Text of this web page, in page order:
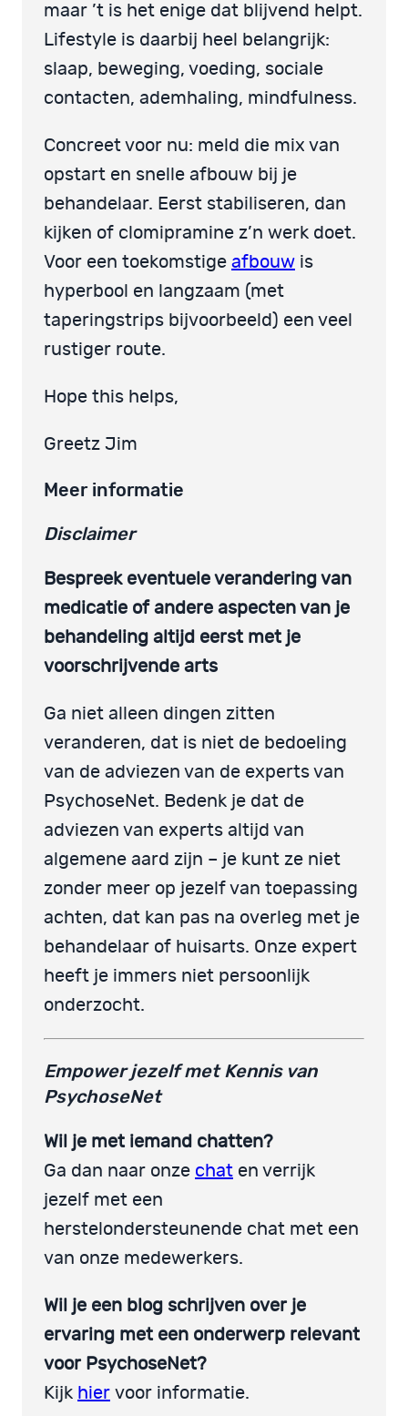
maar ’t is het enige dat blijvend helpt.
Lifestyle is daarbij heel belangrijk:
slaap, beweging, voeding, sociale
contacten, ademhaling, mindfulness.
Concreet voor nu: meld die mix van
opstart en snelle afbouw bij je
behandelaar. Eerst stabiliseren, dan
kijken of clomipramine z’n werk doet.
Voor een toekomstige afbouw is
hyperbool en langzaam (met
taperingstrips bijvoorbeeld) een veel
rustiger route.
Hope this helps,
Greetz Jim
Meer informatie
Disclaimer
Bespreek eventuele verandering van
medicatie of andere aspecten van je
behandeling altijd eerst met je
voorschrijvende arts
Ga niet alleen dingen zitten
veranderen, dat is niet de bedoeling
van de adviezen van de experts van
PsychoseNet. Bedenk je dat de
adviezen van experts altijd van
algemene aard zijn – je kunt ze niet
zonder meer op jezelf van toepassing
achten, dat kan pas na overleg met je
behandelaar of huisarts. Onze expert
heeft je immers niet persoonlijk
onderzocht.
Empower jezelf met Kennis van
PsychoseNet
Wil je met iemand chatten?
Ga dan naar onze chat en verrijk
jezelf met een
herstelondersteunende chat met een
van onze medewerkers.
Wil je een blog schrijven over je
ervaring met een onderwerp relevant
voor PsychoseNet?
Kijk hier voor informatie.